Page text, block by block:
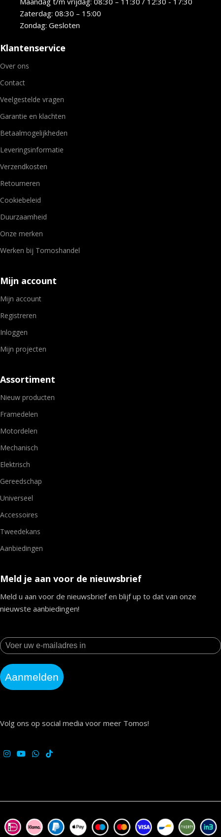
Zaterdag: 08:30 – 15:00
Zondag: Gesloten
Klantenservice
Over ons
Contact
Veelgestelde vragen
Garantie en klachten
Betaalmogelijkheden
Leveringsinformatie
Verzendkosten
Retourneren
Cookiebeleid
Duurzaamheid
Onze merken
Werken bij Tomoshandel
Mijn account
Mijn account
Registreren
Inloggen
Mijn projecten
Assortiment
Nieuw producten
Framedelen
Motordelen
Mechanisch
Elektrisch
Gereedschap
Universeel
Accessoires
Tweedekans
Aanbiedingen
Meld je aan voor de nieuwsbrief
Meld u aan voor de nieuwsbrief en blijf up to dat van onze
nieuwste aanbiedingen!
Aanmelden
Volg ons op social media voor meer Tomos!